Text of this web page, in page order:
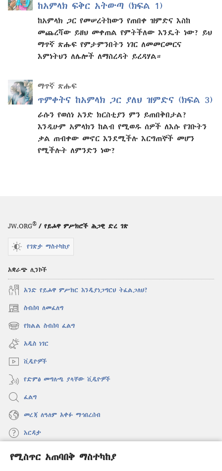
የሚስጥር አጠባበቅ ማስተካከያ
ከአምላክ ፍቅር አትውጣ (ክፍል 1)
ከአምላክ ጋር የመሠረትከውን የጠበቀ ዝምድና እስከ
መጨረሻው ይዘህ መቀጠል የምትችለው እንዴት ነው? ይህ
ማጥኛ ጽሑፍ የምታምንበትን ነገር ለመመርመርና
እምነትህን ለሌሎች ለማስረዳት ይረዳሃል።
ማጥኛ ጽሑፍ
ጥምቀትና ከአምላክ ጋር ያለህ ዝምድና (ክፍል 3)
ራሱን የወሰነ አንድ ክርስቲያን ምን ይጠበቅበታል?
እንዲሁም አምላክን ከልብ የሚወዱ ሰዎች ለእሱ የገቡትን
ቃል ጠብቀው መኖር እንደሚችሉ እርግጠኞች መሆን
የሚችሉት ለምንድን ነው?
JW.ORG® / የይሖዋ ምሥክሮች ሕጋዊ ድረ ገጽ
የገጽታ ማስተካከያ
አቋራጭ ሊንኮች
አንድ የይሖዋ ምሥክር እንዲያነጋግርህ ትፈልጋለህ?
ስብሰባ ለመፈለግ
(አዲስ
ዊንዶው
ክፈት)
የክልል ስብሰባ ፈልግ
(አዲስ
ዊንዶው
ክፈት)
አዲስ ነገር
ቪዲዮዎች
የድምፅ መግለጫ ያላቸው ቪዲዮዎች
ፈልግ
መረጃ ለዓለም አቀፉ ማኅበረሰብ
እርዳታ
መዋጮዎች
(አዲስ